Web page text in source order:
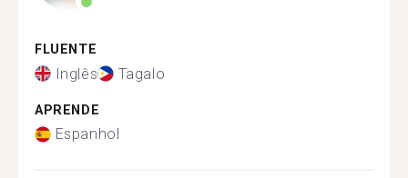
FLUENTE
Inglês Tagalo
APRENDE
Espanhol